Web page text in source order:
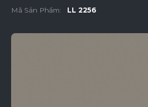
Mã Sản Phẩm: LL 2256